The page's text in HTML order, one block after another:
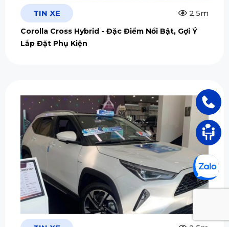
TIN XE 2.5m
Corolla Cross Hybrid - Đặc Điểm Nổi Bật, Gợi Ý
Lắp Đặt Phụ Kiện